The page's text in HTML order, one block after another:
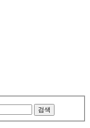
검색